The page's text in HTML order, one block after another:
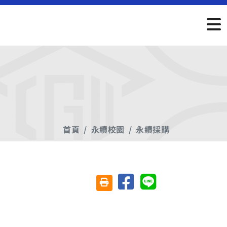
首頁 永續校園 永續採購
友善列印(另開視窗)
分享至臉書分享至 Line